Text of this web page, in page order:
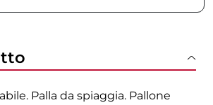
Palla da spiaggia. Pallone